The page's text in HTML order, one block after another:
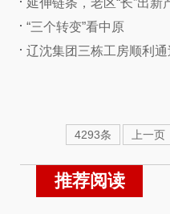
延伸链条，老区“长”出新
“三个转变”看中原
辽沈集团三栋工房顺利通
4293条 上一页
推荐阅读